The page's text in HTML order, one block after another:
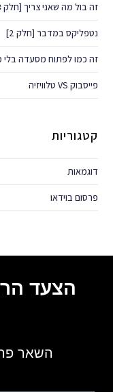
זה בול מה שאני צריך [חלק 3]
נטפליקס במדבר​ [חלק 2]
זה כמו לפתוח מסעדה בלי
פייסבוק VS טלוויזיה
קטגוריות
דוגמאות
פרסום בוידאו
הצעד
השאר